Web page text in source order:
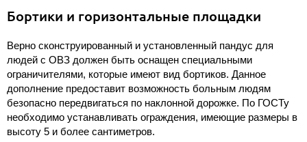
Бортики и горизонтальные площадки
Верно сконструированный и установленный пандус для
людей с ОВЗ должен быть оснащен специальными
ограничителями, которые имеют вид бортиков. Данное
дополнение предоставит возможность больным людям
безопасно передвигаться по наклонной дорожке. По ГОСТу
необходимо устанавливать ограждения, имеющие размеры в
высоту 5 и более сантиметров.